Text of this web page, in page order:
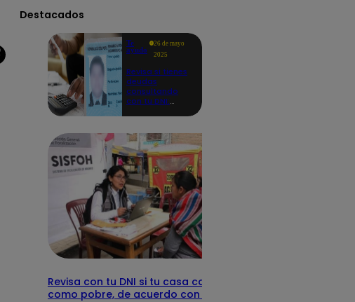
Destacados
Te
ayudo
26 de mayo
2025
Revisa si tienes
deudas
consultando
con tu DNI:
detalles
Revisa con tu DNI si tu casa califica
como pobre, de acuerdo con el Sisfoh